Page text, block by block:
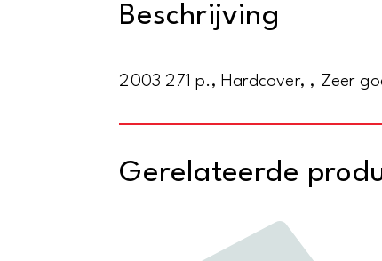
Beschrijving
2003 271 p., Hardcover, , Zeer
Gerelateerde